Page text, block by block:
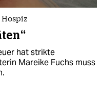
Hospiz
hat strikte
Mareike Fuchs muss